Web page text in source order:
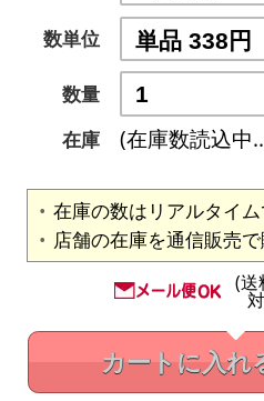
数単位
数量
在庫
(在庫数読込中
在庫の数はリアルタイム
店舗の在庫を通信販売で
(送
カートに入れ